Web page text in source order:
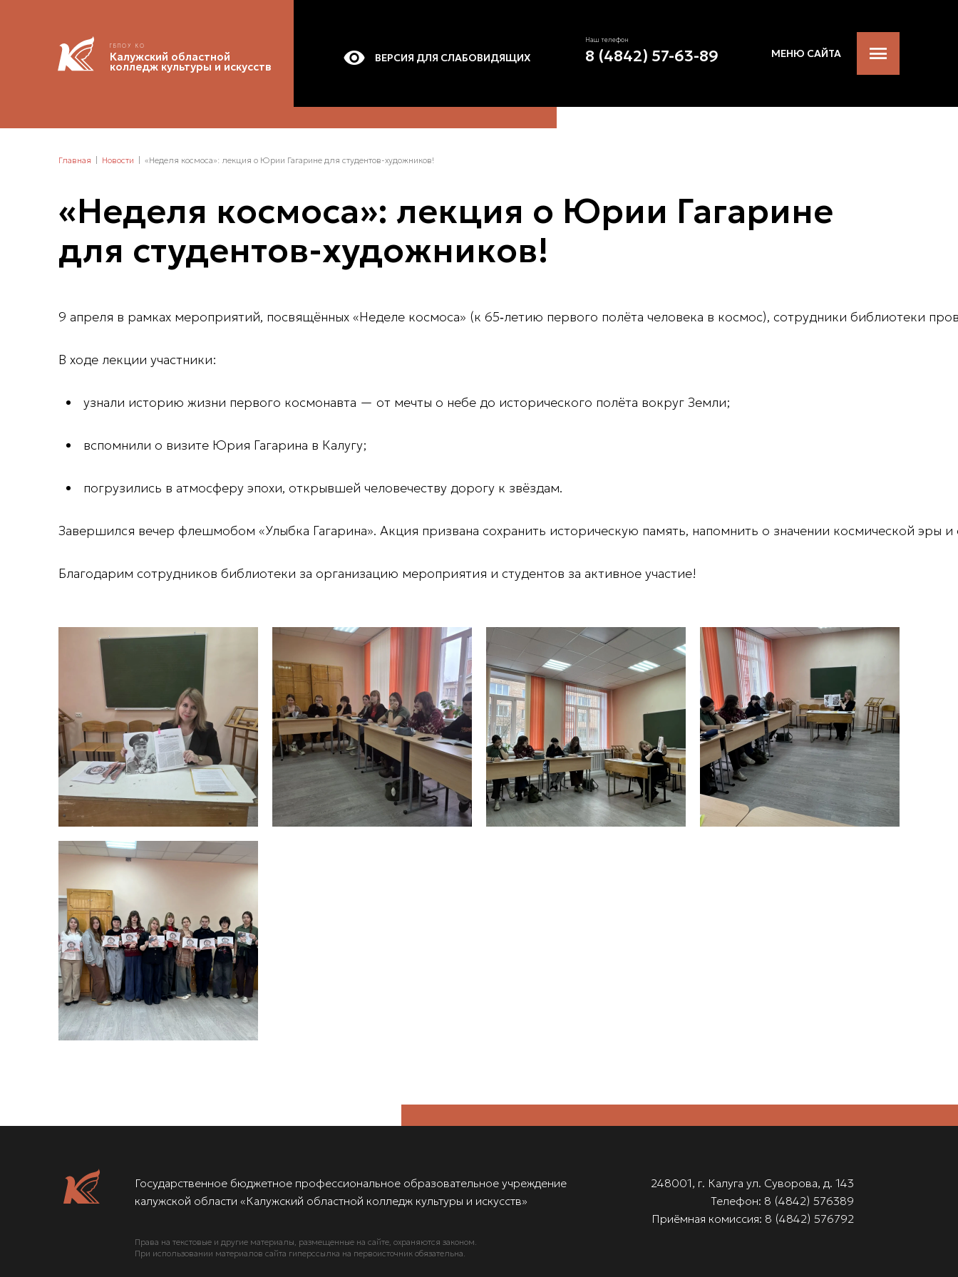
ГБПОУ КО
Калужский областной
колледж культуры и искусств
ВЕРСИЯ ДЛЯ СЛАБОВИДЯЩИХ
Наш телефон
8 (4842) 57-63-89 МЕНЮ САЙТА
Главная Новости «Неделя космоса»: лекция о Юрии Гагарине для студентов-художников!
«Неделя космоса»: лекция о Юрии Гагарине
для студентов-художников!
9 апреля в рамках мероприятий, посвящённых «Неделе космоса» (к 65‑летию первого полёта человека в космос), сотрудники библиотеки
В ходе лекции участники:
узнали историю жизни первого космонавта — от мечты о небе до исторического полёта вокруг Земли;
вспомнили о визите Юрия Гагарина в Калугу;
погрузились в атмосферу эпохи, открывшей человечеству дорогу к звёздам.
Завершился вечер флешмобом «Улыбка Гагарина». Акция призвана сохранить историческую память, напомнить о значении космической эры
Благодарим сотрудников библиотеки за организацию мероприятия и студентов за активное участие!
Государственное бюджетное профессиональное образовательное учреждение
калужской области «Калужский областной колледж культуры и искусств»
Права на текстовые и другие материалы, размещенные на сайте, охраняются законом.
При использовании материалов сайта гиперссылка на первоисточник обязательна.
248001, г. Калуга ул. Суворова, д. 143
Телефон: 8 (4842) 576389
Приёмная комиссия: 8 (4842) 576792